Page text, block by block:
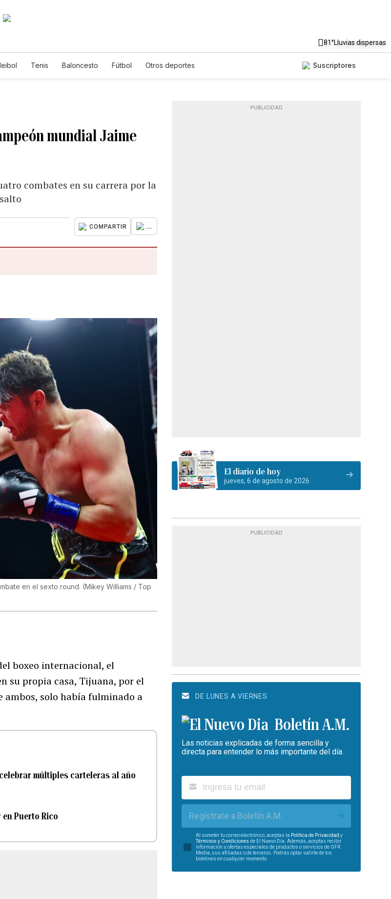
81°Lluvias dispersas
Tenis Baloncesto Fútbol Otros deportes Suscriptores
mundial Jaime
combates en su carrera por la
COMPARTIR ...
en el sexto round. (Mikey Williams / Top
boxeo internacional, el
su propia casa, Tijuana, por el
ambos, solo había fulminado a
múltiples carteleras al año
Puerto Rico
PUBLICIDAD
El diario de hoy
jueves, 6 de agosto de 2026
PUBLICIDAD
DE LUNES A VIERNES
Boletín A.M.
Las noticias explicadas de forma sencilla y
directa para entender lo más importante del día.
Regístrate a Boletín A.M.
Al someter tu correo electrónico, aceptas la Política de Privacidad y
Términos y Condiciones de El Nuevo Día. Además, aceptas recibir
información u ofertas especiales de productos o servicios de GFR
Media, sus afiliadas o de terceros. Podrás optar salirte de los
boletines en cualquier momento.